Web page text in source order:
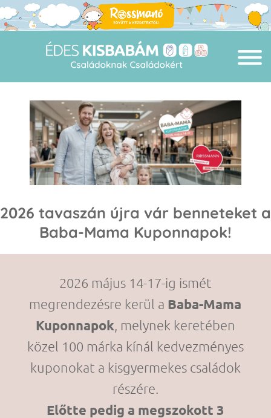
2026 tavaszán újra vár benneteket a
Baba-Mama Kuponnapok!
2026 május 14-17-ig ismét
megrendezésre kerül a Baba-Mama
Kuponnapok , melynek keretében
közel 100 márka kínál kedvezményes
kuponokat a kisgyermekes családok
részére
Előtte pedig a megszokott 3